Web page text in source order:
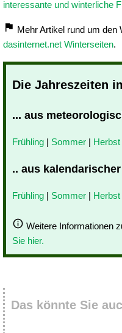
interessante und winterliche
Mehr Artikel rund um den
dasinternet.net Winterseiten.
Die Jahreszeiten
... aus
Frühling | Sommer | Herbst
.. aus
Frühling | Sommer | Herbst
Weitere Informationen
Sie hier.
Das könnte Sie